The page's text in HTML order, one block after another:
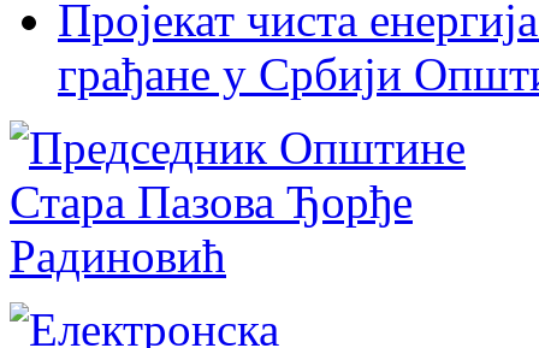
Пројекат чиста
грађане у Србији